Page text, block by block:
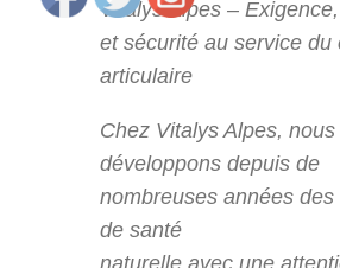
Vitalys Alpes –
et sécurité au service du
articulaire
Chez Vitalys Alpes, nous
développons depuis de
nombreuses années des
de santé
naturelle avec une